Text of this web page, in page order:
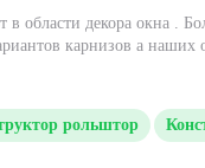
в области декора окна .
карнизов а наших
рольштор